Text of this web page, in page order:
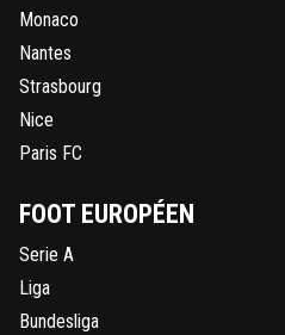
Monaco
Nantes
Strasbourg
Nice
Paris FC
FOOT EUROPÉEN
Serie A
Liga
Bundesliga